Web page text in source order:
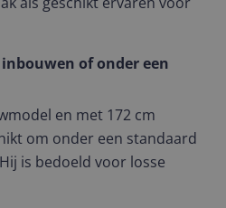
of onder een
en met 172 cm
om onder een standaard
is bedoeld voor losse